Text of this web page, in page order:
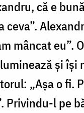
că e
ceva”.
mâncat eu”.
şi îşi
„Aşa o fi.
Privindu-l pe